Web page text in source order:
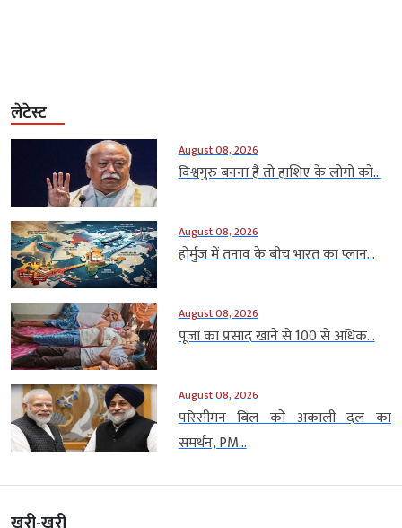
लेटेस्ट
August 08, 2026
विश्वगुरु बनना है तो हाशिए के लोगों को...
August 08, 2026
होर्मुज में तनाव के बीच भारत का प्लान...
August 08, 2026
पूजा का प्रसाद खाने से 100 से अधिक...
August 08, 2026
परिसीमन बिल को अकाली दल का
समर्थन, PM...